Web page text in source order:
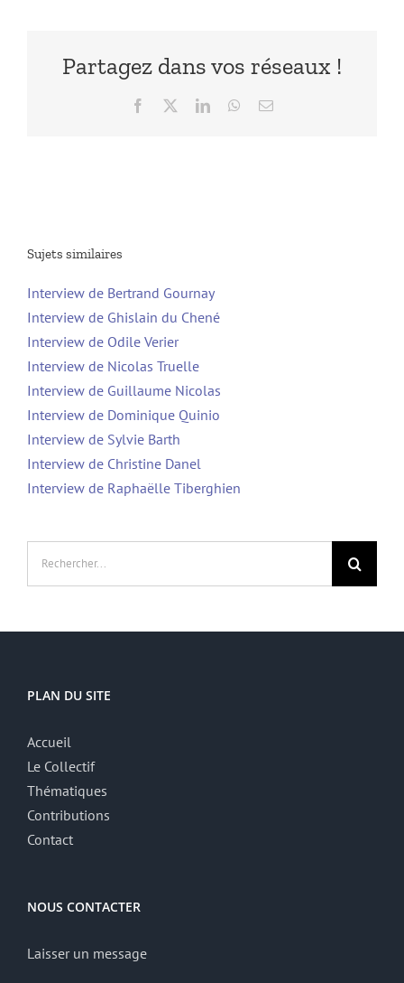
Partagez dans vos réseaux !
Facebook LinkedInWhatsApp
Email
Sujets similaires
Interview de Bertrand Gournay
Interview de Ghislain du Chené
Interview de Odile Verier
Interview de Nicolas Truelle
Interview de Guillaume Nicolas
Interview de Dominique Quinio
Interview de Sylvie Barth
Interview de Christine Danel
Interview de Raphaëlle Tiberghien
PLAN DU SITE
Accueil
Le Collectif
Thématiques
Contributions
Contact
NOUS CONTACTER
Laisser un message